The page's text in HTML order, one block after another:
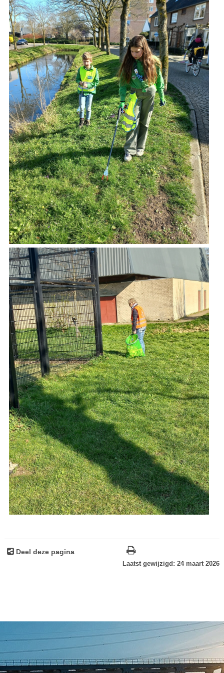
Deel deze pagina
Laatst gewijzigd: 24 maart 2026